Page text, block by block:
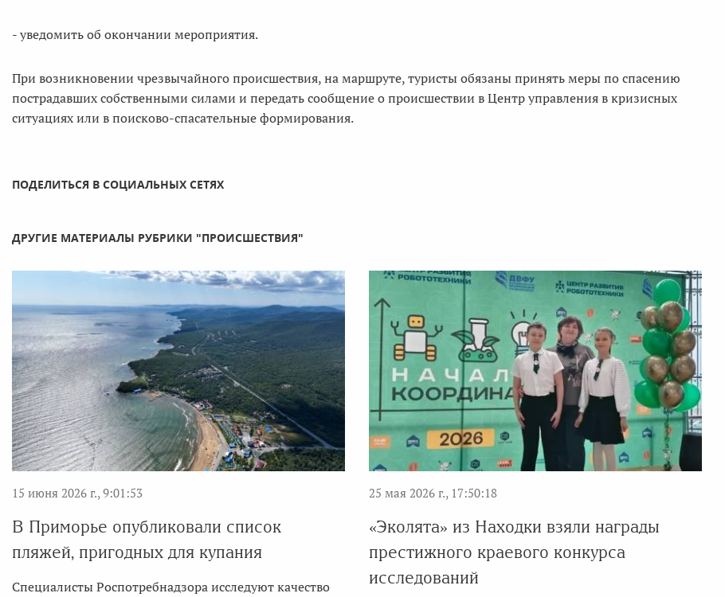
- уведомить об окончании мероприятия.
При возникновении чрезвычайного происшествия, на маршруте, туристы обязаны принять меры по спасению
пострадавших собственными силами и передать сообщение о происшествии в Центр управления в кризисных
ситуациях или в поисково-спасательные формирования.
ПОДЕЛИТЬСЯ В СОЦИАЛЬНЫХ СЕТЯХ
ДРУГИЕ МАТЕРИАЛЫ РУБРИКИ "ПРОИСШЕСТВИЯ"
15 июня 2026 г., 9:01:53
В Приморье опубликовали список
пляжей, пригодных для купания
Специалисты Роспотребнадзора исследуют качество
25 мая 2026 г., 17:50:18
«Эколята» из Находки взяли награды
престижного краевого конкурса
исследований